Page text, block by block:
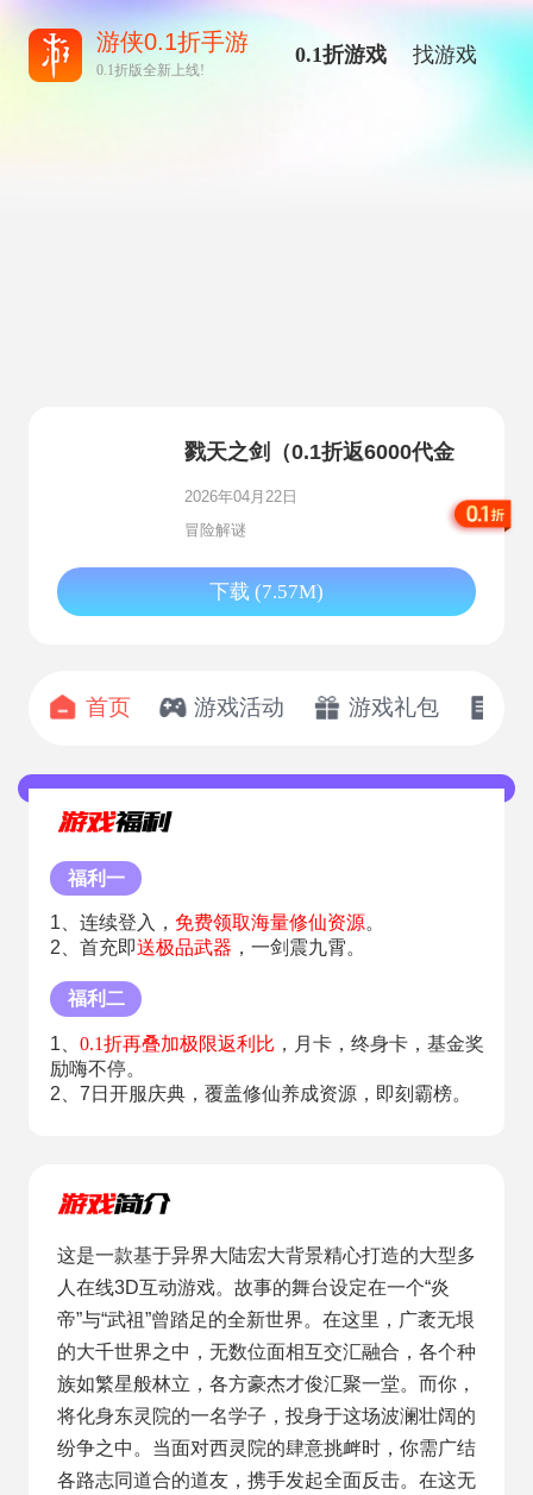
游侠0.1折手游
0.1折版全新上线!
0.1折游戏 找游戏
戮天之剑（0.1折返6000代金
卷）
2026年04月22日
冒险解谜
下载 (7.57M)
首页 游戏活动 游戏礼包
福利一
1、连续登入， 免费领取海量修仙资源。
2、首充即送极品武器 ，一剑震九霄。
福利二
1、 0.1折再叠加极限返利比 ，月卡，终身卡，基金奖
励嗨不停。
2、7日开服庆典，覆盖修仙养成资源，即刻霸榜。
这是一款基于异界大陆宏大背景精心打造的大型多
人在线3D互动游戏。故事的舞台设定在一个“炎
帝”与“武祖”曾踏足的全新世界。在这里，广袤无垠
的大千世界之中，无数位面相互交汇融合，各个种
族如繁星般林立，各方豪杰才俊汇聚一堂。而你，
将化身东灵院的一名学子，投身于这场波澜壮阔的
纷争之中。当面对西灵院的肆意挑衅时，你需广结
各路志同道合的道友，携手发起全面反击。在这无